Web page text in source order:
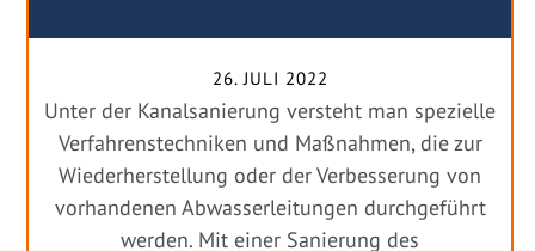
26. JULI 2022
Unter der Kanalsanierung versteht man spezielle
Verfahrenstechniken und Maßnahmen, die zur
Wiederherstellung oder der Verbesserung von
vorhandenen Abwasserleitungen durchgeführt
werden. Mit einer Sanierung des